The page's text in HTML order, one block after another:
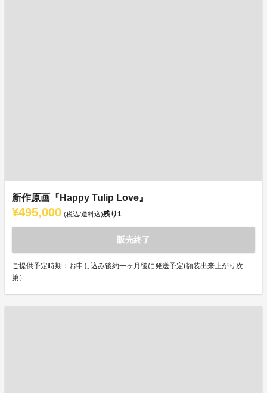
新作原画『Happy Tulip Love』
¥495,000 (税込/送料込)残り1
販売終了
ご提供予定時期：お申し込み後約一ヶ月後に発送予定(額装出来上がり次
第）